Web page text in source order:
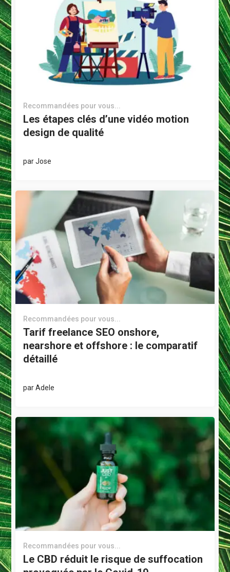
Recommandées pour vous...
Les étapes clés d’une vidéo motion
design de qualité
parJose
Recommandées pour vous...
Tarif freelance SEO onshore,
nearshore et offshore : le comparatif
détaillé
parAdele
Recommandées pour vous...
Le CBD réduit le risque de suffocation